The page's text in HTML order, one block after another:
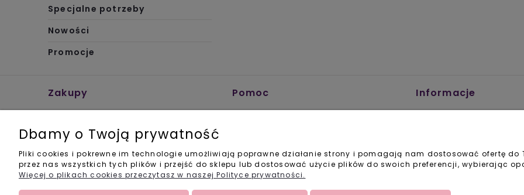
Specjalne potrzeby
Nowości
Promocje
Zakupy
Czas i koszty dostawy
Formy płatności
Pomoc
Jak kupować
Bezpieczeństwo zakupów
Informacje
O nas
Blog
Polityka cookies
Dbamy o Twoją prywatność
Pliki cookies i pokrewne im technologie umożliwiają poprawne działanie strony i pomagają nam dostosować ofertę do
przez nas wszystkich tych plików i przejść do sklepu lub dostosować użycie plików do swoich preferencji, wybierając
Więcej o plikach cookies przeczytasz w naszej Polityce prywatności.